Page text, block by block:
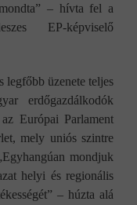
– hívta fel a
EP-képviselő
legfőbb üzenete teljes
erdőgazdálkodók
Európai Parlament
mely uniós szintre
mondjuk
helyi és regionális
– húzta alá